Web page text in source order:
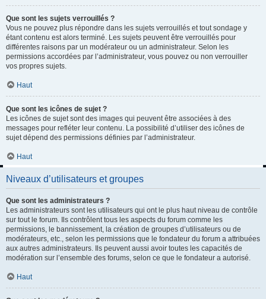
Que sont les sujets verrouillés ?
Vous ne pouvez plus répondre dans les sujets verrouillés et tout sondage y
étant contenu est alors terminé. Les sujets peuvent être verrouillés pour
différentes raisons par un modérateur ou un administrateur. Selon les
permissions accordées par l’administrateur, vous pouvez ou non verrouiller
vos propres sujets.
Haut
Que sont les icônes de sujet ?
Les icônes de sujet sont des images qui peuvent être associées à des
messages pour refléter leur contenu. La possibilité d’utiliser des icônes de
sujet dépend des permissions définies par l’administrateur.
Haut
Niveaux d’utilisateurs et groupes
Que sont les administrateurs ?
Les administrateurs sont les utilisateurs qui ont le plus haut niveau de contrôle
sur tout le forum. Ils contrôlent tous les aspects du forum comme les
permissions, le bannissement, la création de groupes d’utilisateurs ou de
modérateurs, etc., selon les permissions que le fondateur du forum a attribuées
aux autres administrateurs. Ils peuvent aussi avoir toutes les capacités de
modération sur l’ensemble des forums, selon ce que le fondateur a autorisé.
Haut